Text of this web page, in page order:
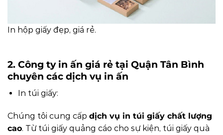
In hộp giấy đẹp, giá rẻ.
2. Công ty in ấn giá rẻ tại Quận Tân Bình
chuyên các dịch vụ in ấn
In túi giấy:
Chúng tôi cung cấp dịch vụ in túi giấy chất lượng
cao. Từ túi giấy quảng cáo cho sự kiện, túi giấy quà